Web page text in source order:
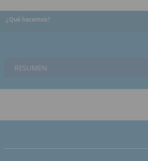
¿Qué hacemos?